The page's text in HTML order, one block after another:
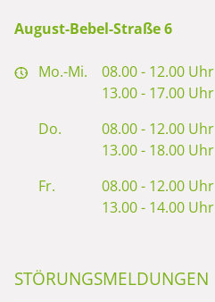
August-Bebel-Straße 6
Mo.-Mi. 08.00 - 12.00 Uhr
13.00 - 17.00 Uhr
Do.
08.00 - 12.00 Uhr
13.00 - 18.00 Uhr
Fr.
08.00 - 12.00 Uhr
13.00 - 14.00 Uhr
STÖRUNGSMELDUNGEN